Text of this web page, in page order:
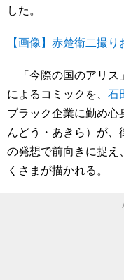
した。
【画像】赤楚衛二撮
「今際の国のアリス
によるコミックを、 石
ブラック企業に勤め
んどう・あきら）が
の発想で前向きに捉
くさまが描かれる。